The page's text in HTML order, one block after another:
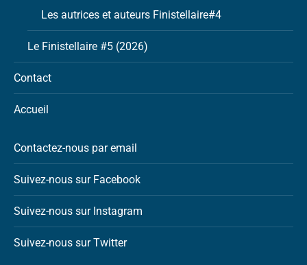
Les autrices et auteurs Finistellaire#4
Le Finistellaire #5 (2026)
Contact
Accueil
Contactez-nous par email
Suivez-nous sur Facebook
Suivez-nous sur Instagram
Suivez-nous sur Twitter